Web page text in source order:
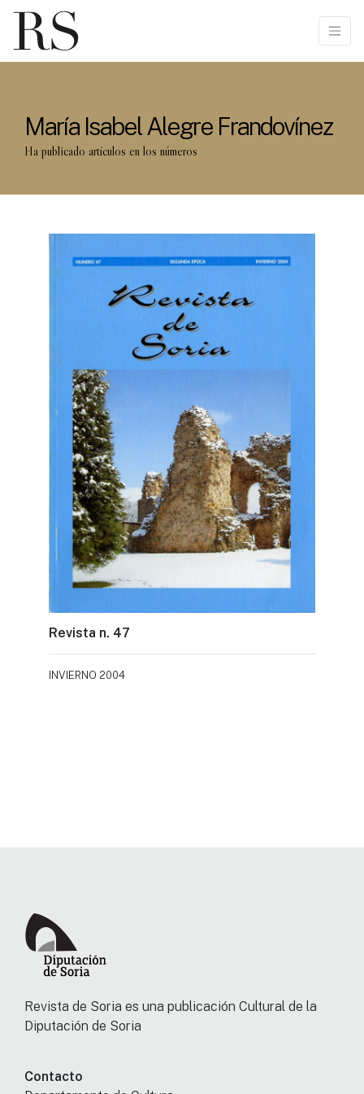
María Isabel Alegre Frandovínez
Ha publicado artículos en los números
Revista n. 47
INVIERNO 2004
Revista de Soria es una publicación Cultural de la
Diputación de Soria
Contacto